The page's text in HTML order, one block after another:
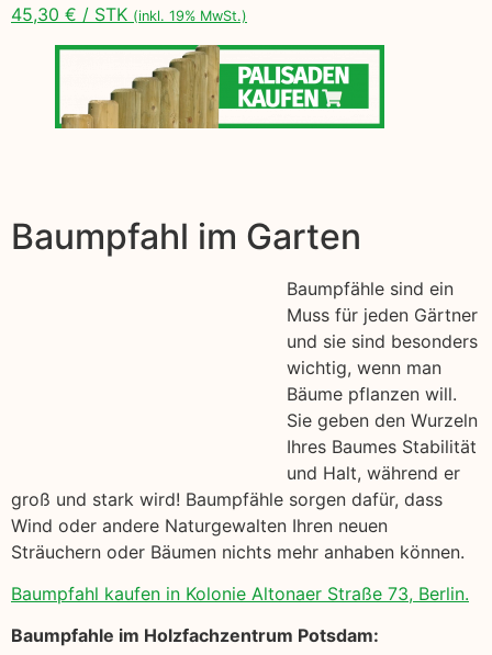
45,30 € / STK (inkl. 19% MwSt.)
Baumpfahl im Garten
Baumpfähle sind ein
Muss für jeden Gärtner
und sie sind besonders
wichtig, wenn man
Bäume pflanzen will.
Sie geben den Wurzeln
Ihres Baumes Stabilität
und Halt, während er
groß und stark wird! Baumpfähle sorgen dafür, dass
Wind oder andere Naturgewalten Ihren neuen
Sträuchern oder Bäumen nichts mehr anhaben können.
Baumpfahl kaufen in Kolonie Altonaer Straße 73, Berlin.
Baumpfahle im Holzfachzentrum Potsdam: